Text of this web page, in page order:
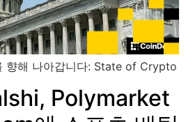
향해 나아갑니다: State of Crypto
Polymarket